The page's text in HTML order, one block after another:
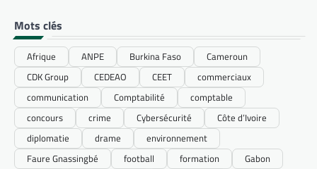
Mots clés
Afrique ANPE Burkina Faso
Cameroun
CDK Group
CEDEAO CEET
commerciaux
communication
Comptabilité
comptable
concours
crime Cybersécurité
Côte d’Ivoire
diplomatie
drame
environnement
Faure Gnassingbé
football formation
Gabon